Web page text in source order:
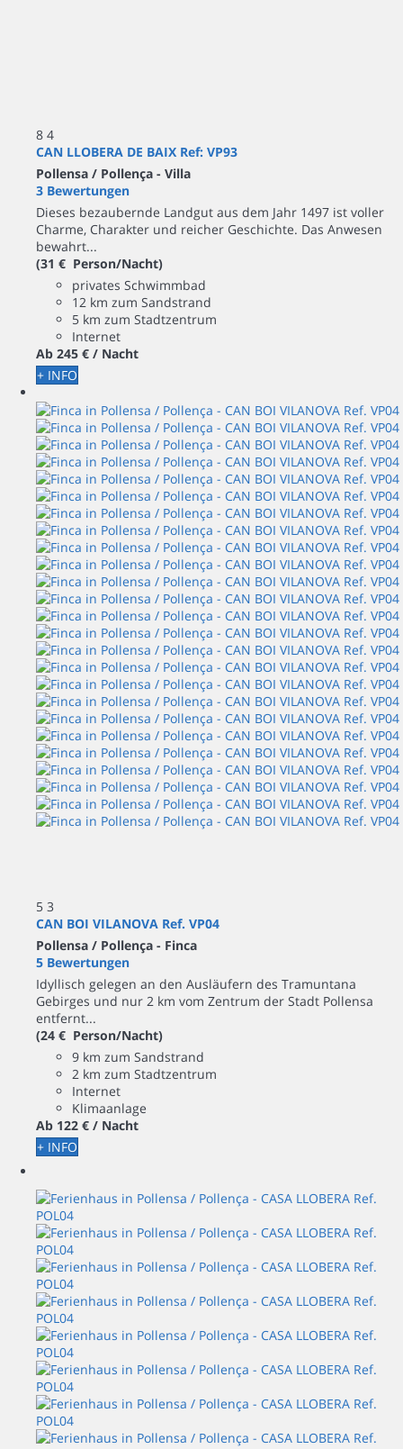
8 4
CAN LLOBERA DE BAIX Ref: VP93
Pollensa / Pollença - Villa
3 Bewertungen
Dieses bezaubernde Landgut aus dem Jahr 1497 ist voller
Charme, Charakter und reicher Geschichte. Das Anwesen
bewahrt...
(31 € Person/Nacht)
privates Schwimmbad
12 km zum Sandstrand
5 km zum Stadtzentrum
Internet
Ab 245 € / Nacht
+ INFO
5 3
CAN BOI VILANOVA Ref. VP04
Pollensa / Pollença - Finca
5 Bewertungen
Idyllisch gelegen an den Ausläufern des Tramuntana
Gebirges und nur 2 km vom Zentrum der Stadt Pollensa
entfernt...
(24 € Person/Nacht)
9 km zum Sandstrand
2 km zum Stadtzentrum
Internet
Klimaanlage
Ab 122 € / Nacht
+ INFO